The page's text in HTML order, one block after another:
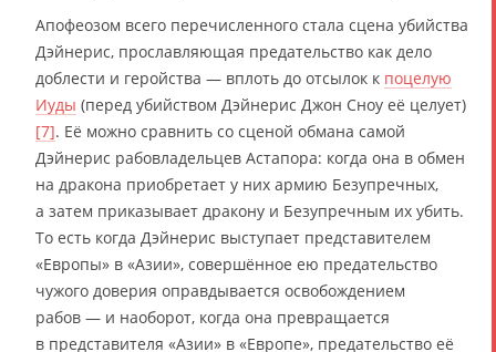
Апофеозом всего перечисленного стала сцена убийства
Дэйнерис, прославляющая предательство как дело
доблести и геройства — вплоть до отсылок к поцелую
Иуды (перед убийством Дэйнерис Джон Сноу её целует)
[7]. Её можно сравнить со сценой обмана самой
Дэйнерис рабовладельцев Астапора: когда она в обмен
на дракона приобретает у них армию Безупречных,
а затем приказывает дракону и Безупречным их убить.
То есть когда Дэйнерис выступает представителем
«Европы» в «Азии», совершённое ею предательство
чужого доверия оправдывается освобождением
рабов — и наоборот, когда она превращается
в представителя «Азии» в «Европе», предательство её